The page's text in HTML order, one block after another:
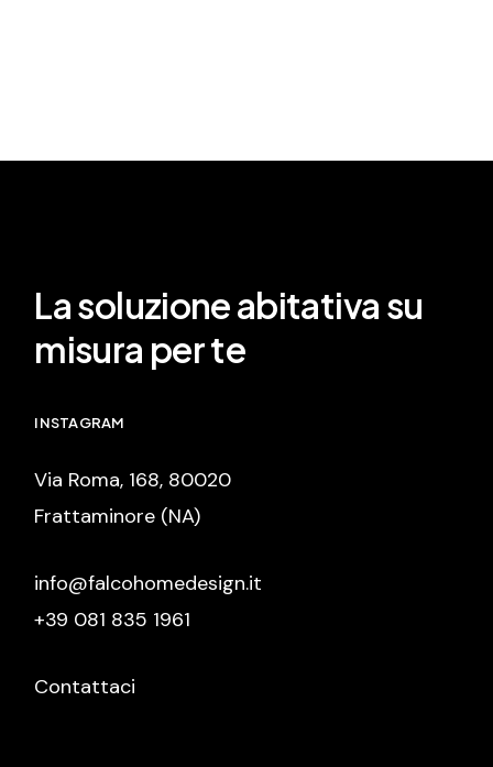
La soluzione abitativa su
misura per te
INSTAGRAM
Via Roma, 168, 80020
Frattaminore (NA)
info@falcohomedesign.it
+39 081 835 1961
Contattaci